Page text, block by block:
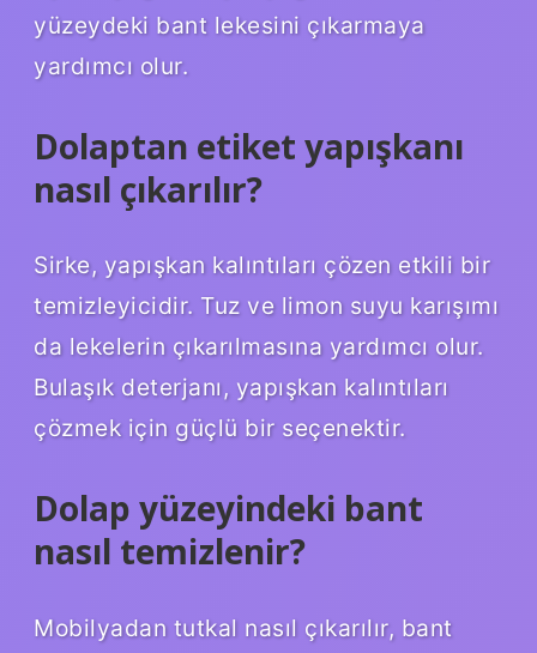
yüzeydeki bant lekesini çıkarmaya
yardımcı olur.
Dolaptan etiket yapışkanı
nasıl çıkarılır?
Sirke, yapışkan kalıntıları çözen etkili bir
temizleyicidir. Tuz ve limon suyu karışımı
da lekelerin çıkarılmasına yardımcı olur.
Bulaşık deterjanı, yapışkan kalıntıları
çözmek için güçlü bir seçenektir.
Dolap yüzeyindeki bant
nasıl temizlenir?
Mobilyadan tutkal nasıl çıkarılır, bant